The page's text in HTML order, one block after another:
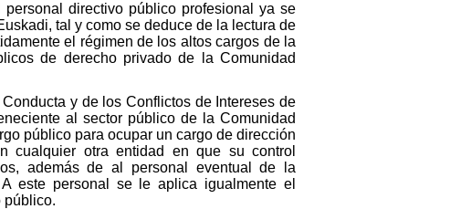
directivo público profesional ya se
tal y como se deduce de la lectura de
el régimen de los altos cargos de la
de derecho privado de la Comunidad
y de los Conflictos de Intereses de
al sector público de la Comunidad
público para ocupar un cargo de dirección
cualquier otra entidad en que su control
además de al personal eventual de la
este personal se le aplica igualmente el
público.